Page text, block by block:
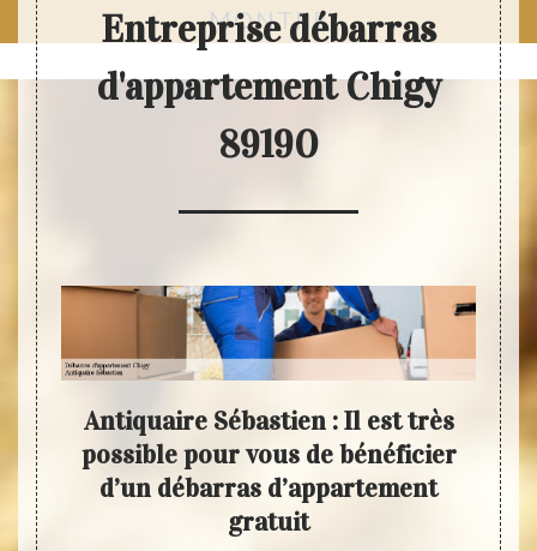
MONTRE
Entreprise débarras
d'appartement Chigy
89190
des
Antiquaire Sébastien : Il est très
possible pour vous de bénéficier
d’un débarras d’appartement
gratuit
Lors